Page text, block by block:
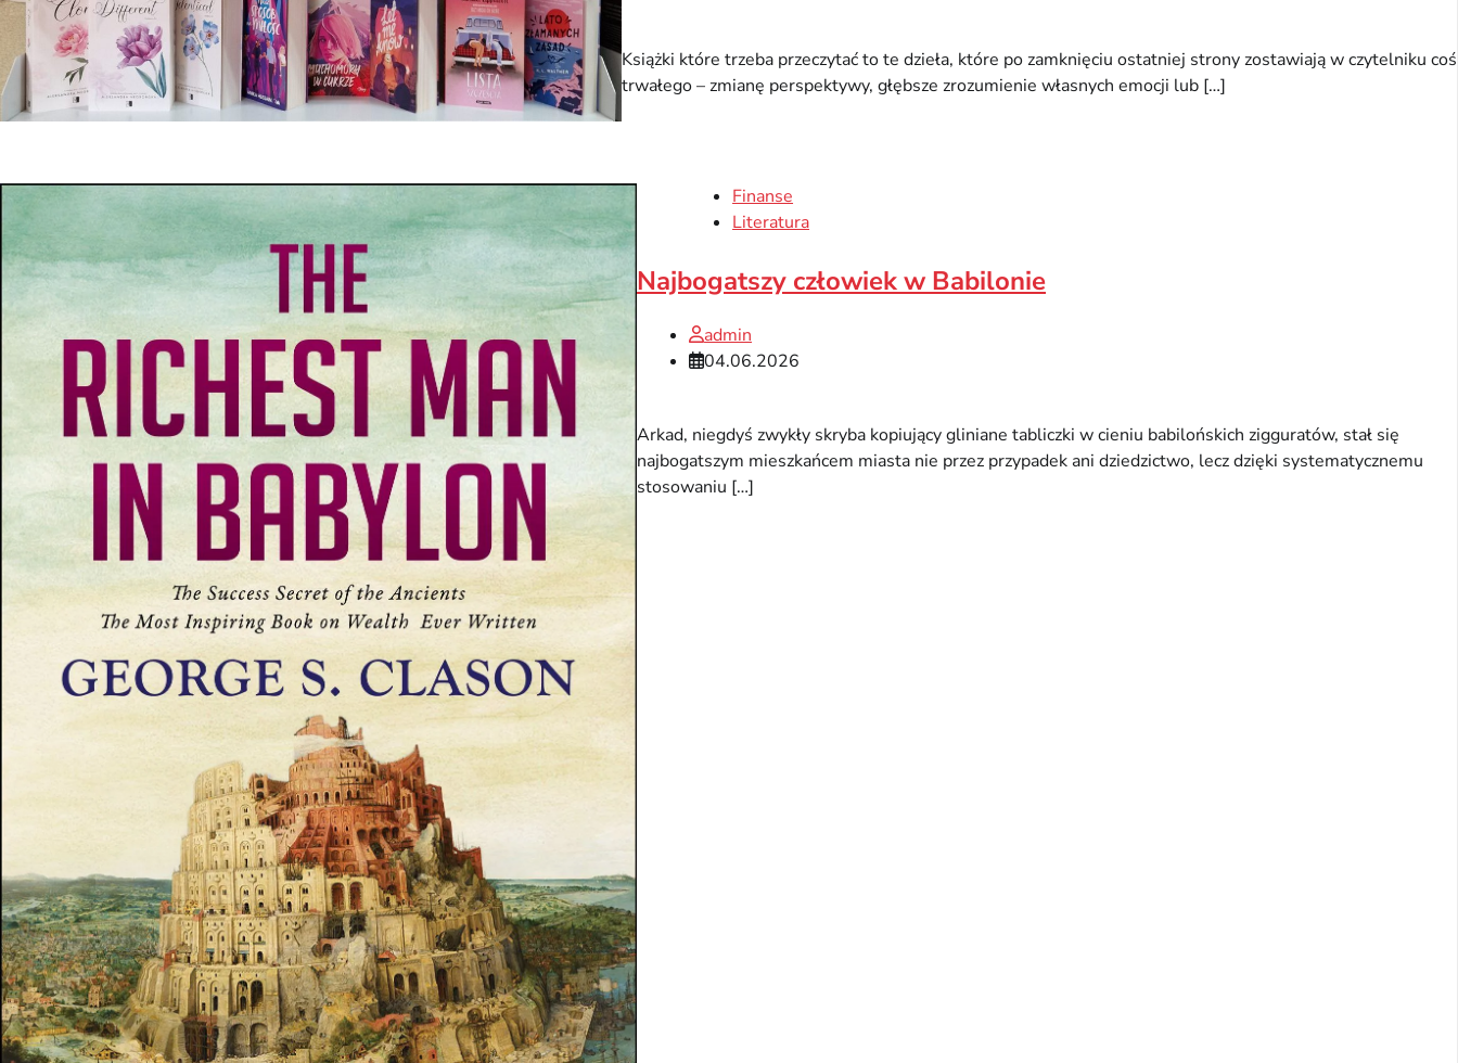
Książki które trzeba przeczytać to te dzieła, które po zamknięciu ostatniej strony zostawiają w czytelniku coś
trwałego – zmianę perspektywy, głębsze zrozumienie własnych emocji lub […]
Finanse
Literatura
Najbogatszy człowiek w Babilonie
admin
04.06.2026
Arkad, niegdyś zwykły skryba kopiujący gliniane tabliczki w cieniu babilońskich zigguratów, stał się
najbogatszym mieszkańcem miasta nie przez przypadek ani dziedzictwo, lecz dzięki systematycznemu
stosowaniu […]